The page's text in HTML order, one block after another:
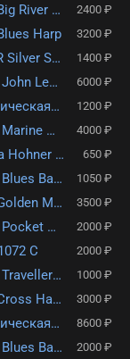
Губная гармошка Hohner Big River Harp 2400 ₽
Harp 3200 ₽
Губная гармошка HOHNER Silver Star 504/20 C (M5040167) 1400 ₽
Губная гармоника Hohner John Lennon Signature Series C 6000 ₽
Губная гармоника диатоническая Hohner Hot Metal C 1200 ₽
Губная гармоника Hohner Marine Band Soloist 364/24 C (M36460) 4000 ₽
Детская губная гармоника Hohner Speedy (PL 91190) 650 ₽
Губная гармоника Hohner Blues Band C-major (M55901X) с уроками 1050 ₽
Губная гармошка Hohner Golden Melody C 3500 ₽
Губная гармоника Hohner Pocket Pal С (M59501X) с уроками 2000 ₽
C 2000 ₽
Губная гармоника Hohner Traveller C (M91700) 1000 ₽
Губная гармошка Hohner Cross Harp 565/20 MS C (M566016) 3000 ₽
Губная гармоника диатоническая Hohner Meisterklasse 580/20 C 8600 ₽
Губная гармоника Hohner Blues Band C-major без гравировки 2000 ₽